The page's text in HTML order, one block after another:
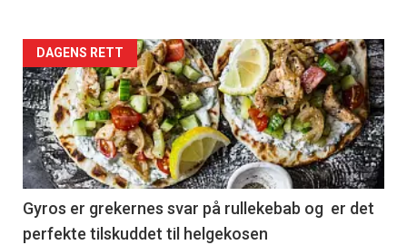
Forsiden
akkurat
nå
-
6
DAGENS RETT
Gyros er grekernes svar på rullekebab og er det
perfekte tilskuddet til helgekosen